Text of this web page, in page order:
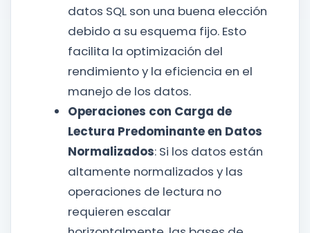
datos SQL son una buena elección
debido a su esquema fijo. Esto
facilita la optimización del
rendimiento y la eficiencia en el
manejo de los datos.
Operaciones con Carga de
Lectura Predominante en Datos
Normalizados: Si los datos están
altamente normalizados y las
operaciones de lectura no
requieren escalar